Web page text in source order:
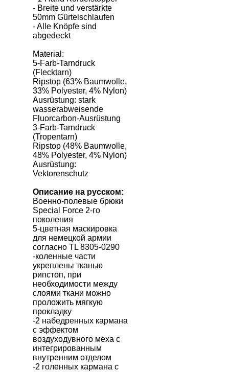
- Breite und verstärkte
50mm Gürtelschlaufen
- Alle Knöpfe sind
abgedeckt
Material:
5-Farb-Tarndruck
(Flecktarn)
Ripstop (63% Baumwolle,
33% Polyester, 4% Nylon)
Ausrüstung: stark
wasserabweisende
Fluorcarbon-Ausrüstung
3-Farb-Tarndruck
(Tropentarn)
Ripstop (48% Baumwolle,
48% Polyester, 4% Nylon)
Ausrüstung:
Vektorenschutz
Описание на русском:
Военно-полевые брюки
Special Force 2-го
поколения
5-цветная маскировка
для немецкой армии
согласно TL 8305-0290
-коленные части
укреплены тканью
рипстоп, при
необходимости между
слоями ткани можно
проложить мягкую
прокладку
-2 набедренных кармана
с эффектом
воздуходувного меха с
интегрированным
внутренним отделом
-2 голенных кармана с